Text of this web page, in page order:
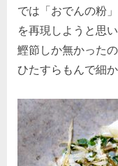
では「おでんの粉
を再現しようと思
鰹節しか無かった
ひたすらもんで細